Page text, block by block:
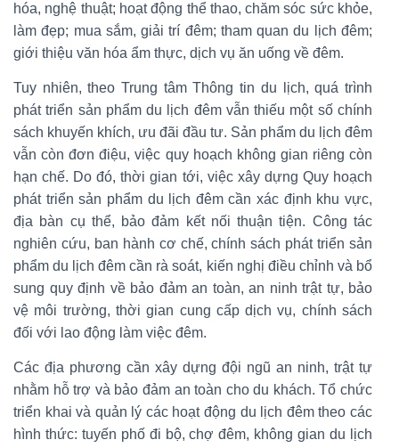
hóa, nghệ thuật; hoạt động thể thao, chăm sóc sức khỏe,
làm đẹp; mua sắm, giải trí đêm; tham quan du lịch đêm;
giới thiệu văn hóa ẩm thực, dịch vụ ăn uống về đêm.
Tuy nhiên, theo Trung tâm Thông tin du lịch, quá trình
phát triển sản phẩm du lịch đêm vẫn thiếu một số chính
sách khuyến khích, ưu đãi đầu tư. Sản phẩm du lịch đêm
vẫn còn đơn điệu, việc quy hoạch không gian riêng còn
hạn chế. Do đó, thời gian tới, việc xây dựng Quy hoạch
phát triển sản phẩm du lịch đêm cần xác định khu vực,
địa bàn cụ thể, bảo đảm kết nối thuận tiện. Công tác
nghiên cứu, ban hành cơ chế, chính sách phát triển sản
phẩm du lịch đêm cần rà soát, kiến nghị điều chỉnh và bổ
sung quy định về bảo đảm an toàn, an ninh trật tự, bảo
vệ môi trường, thời gian cung cấp dịch vụ, chính sách
đối với lao động làm việc đêm.
Các địa phương cần xây dựng đội ngũ an ninh, trật tự
nhằm hỗ trợ và bảo đảm an toàn cho du khách. Tổ chức
triển khai và quản lý các hoạt động du lịch đêm theo các
hình thức: tuyến phố đi bộ, chợ đêm, không gian du lịch